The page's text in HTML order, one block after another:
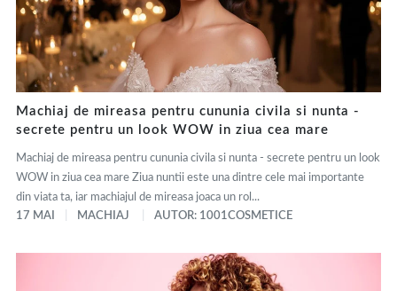
Machiaj de mireasa pentru cununia civila si nunta -
secrete pentru un look WOW in ziua cea mare
Machiaj de mireasa pentru cununia civila si nunta - secrete pentru un look
WOW in ziua cea mare Ziua nuntii este una dintre cele mai importante
din viata ta, iar machiajul de mireasa joaca un rol...
17 MAI
MACHIAJ AUTOR: 1001COSMETICE